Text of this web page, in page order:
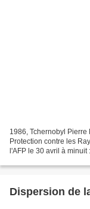
1986, Tchernobyl
Protection contre les
l'AFP le 30 avril à
Dispersion de